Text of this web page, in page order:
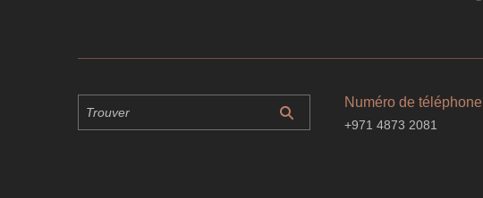
Numéro de téléphone
+971 4873 2081